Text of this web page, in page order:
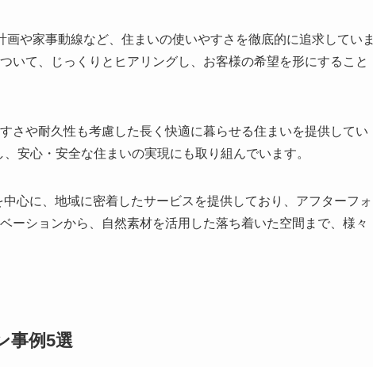
や家事動線など、住まいの使いやすさを徹底的に追求していま
いて、じっくりとヒアリングし、お客様の希望を形にすること
さや耐久性も考慮した長く快適に暮らせる住まいを提供してい
安心・安全な住まいの実現にも取り組んでいます。
心に、地域に密着したサービスを提供しており、アフターフォ
ーションから、自然素材を活用した落ち着いた空間まで、様々
事例5選